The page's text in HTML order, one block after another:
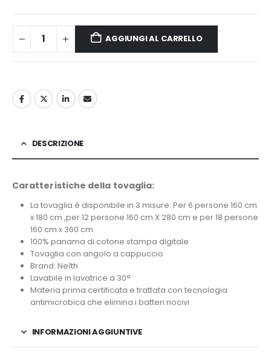
AGGIUNGI AL CARRELLO
DESCRIZIONE
Caratteristiche della tovaglia:
La tovaglia è disponibile in 3 misure: Per 6 persone 160 cm
x 180 cm ,per 12 persone 160 cm X 280 cm e per 18 persone
160 cm x 360 cm
100% panama di cotone stampa digitale
Tovaglia con angolo a cappuccio
Brand: Neìth
Lavabile in lavatrice a 30°
Materia prima certificata e trattata con tecnologia
antimicrobica che elimina i batteri nocivi
INFORMAZIONI AGGIUNTIVE